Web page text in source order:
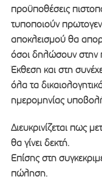
προϋποθέσεις
τυποποιούν
αποκλεισμού θα
όσοι δηλώσουν
Έκθεση και στη
όλα τα
ημερομηνίας
Διευκρινίζεται πως
θα γίνει δεκτή.
Επίσης στη
πώληση.